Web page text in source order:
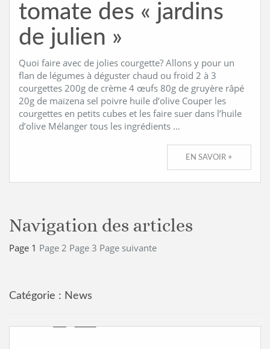
tomate des « jardins
de julien »
Quoi faire avec de jolies courgette? Allons y pour un
flan de légumes à déguster chaud ou froid 2 à 3
courgettes 200g de crème 4 œufs 80g de gruyère râpé
20g de maïzena sel poivre huile d’olive Couper les
courgettes en petits cubes et les faire suer dans l’huile
d’olive Mélanger tous les ingrédients …
EN SAVOIR +
Navigation des articles
Page 1 Page 2 Page 3 Page suivante
Catégorie : News